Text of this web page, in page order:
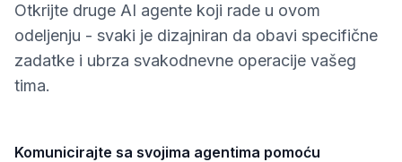
Otkrijte druge AI agente koji rade u ovom
odeljenju - svaki je dizajniran da obavi specifične
zadatke i ubrza svakodnevne operacije vašeg
tima.
Komunicirajte sa svojima agentima pomoću